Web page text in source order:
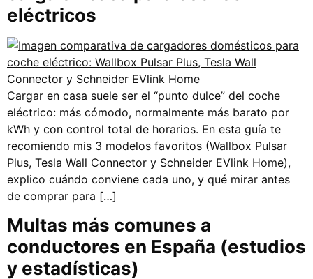
eléctricos
Cargar en casa suele ser el “punto dulce” del coche
eléctrico: más cómodo, normalmente más barato por
kWh y con control total de horarios. En esta guía te
recomiendo mis 3 modelos favoritos (Wallbox Pulsar
Plus, Tesla Wall Connector y Schneider EVlink Home),
explico cuándo conviene cada uno, y qué mirar antes
de comprar para […]
Multas más comunes a
conductores en España (estudios
y estadísticas)